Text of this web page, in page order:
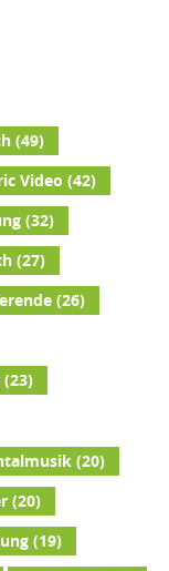
(49)
Video (42)
(32)
(27)
(26)
(23)
(20)
(20)
(19)